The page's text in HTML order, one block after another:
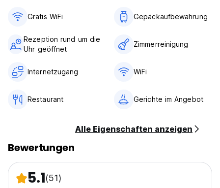
Gratis WiFi Gepäckaufbewahrung
Rezeption rund um die
Uhr geöffnet
Zimmerreinigung
Internetzugang WiFi
Restaurant Gerichte im Angebot
Alle Eigenschaften anzeigen
Bewertungen
5.1(51)